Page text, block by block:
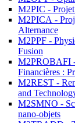
M2PIC -
M2PICA -
Alternance
M2PPF -
Fusion
M2PROBAFI
Financières :
M2REST -
and
M2SMNO -
nano-objets